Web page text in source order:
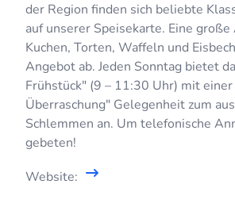
der Region finden sich beliebte
auf unserer Speisekarte. Eine
Kuchen, Torten, Waffeln und
Angebot ab. Jeden Sonntag bietet
Frühstück" (9 – 11:30 Uhr) mit
Überraschung" Gelegenheit zum
Schlemmen an. Um telefonische
gebeten!
Website: